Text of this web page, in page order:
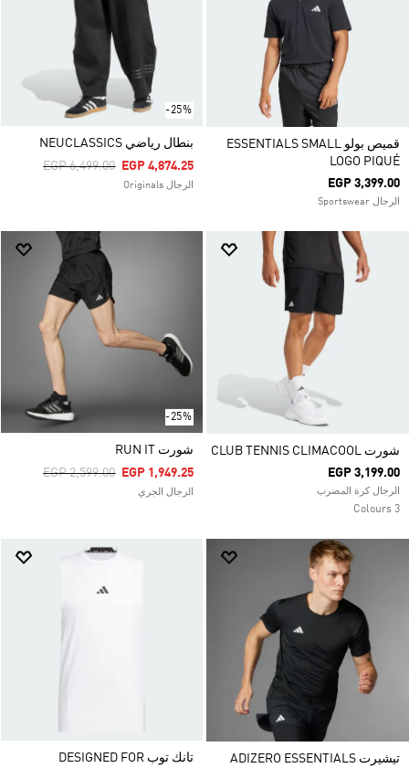
قميص بولو ESSENTIALS SMALL
LOGO PIQUÉ
EGP 3,399.00
الرجال Sportswear
-25%
بنطال رياضي NEUCLASSICS
Price Reduced From
EGP 6,499.00ToEGP 4,874.25
الرجال Originals
شورت CLUB TENNIS CLIMACOOL
EGP 3,199.00
الرجال كرة المضرب
3 Colours
-25%
شورت RUN IT
Price Reduced From
EGP 2,599.00ToEGP 1,949.25
الرجال الجري
تيشيرت ADIZERO ESSENTIALS
تانك توب DESIGNED FOR